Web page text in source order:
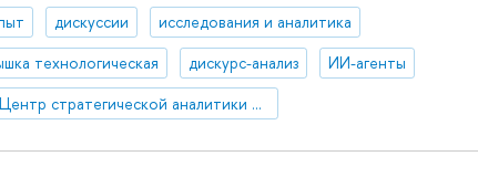
дискуссии
исследования и аналитика
технологическая дискурс-анализ
ИИ-агенты
Центр стратегической аналитики и больших данных